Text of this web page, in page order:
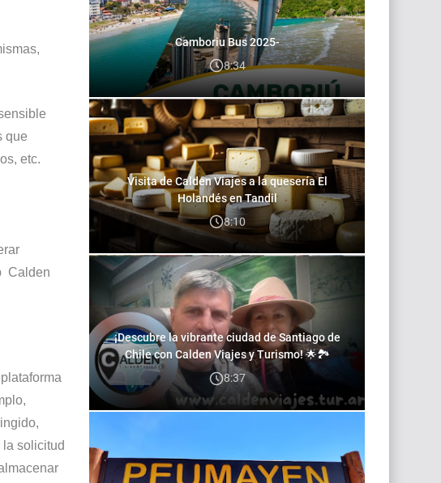
que
etc.
Calden
solicitud
Camboriu Bus 2025-
8:34
Visita de Calden Viajes a la quesería El
Holandés en Tandil
8:10
¡Descubre la vibrante ciudad de Santiago de
Chile con Calden Viajes y Turismo! 🌟🏞️
8:37